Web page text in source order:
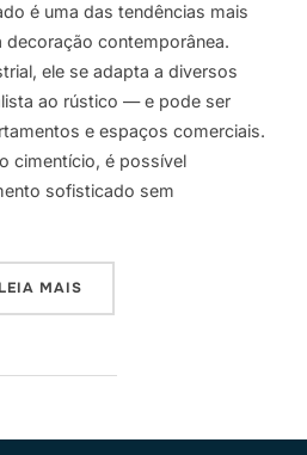
é uma das tendências mais
decoração contemporânea.
ele se adapta a diversos
ao rústico — e pode ser
e espaços comerciais.
cimentício, é possível
sofisticado sem
LEIA MAIS“TINTA EFEITO CIMENTO